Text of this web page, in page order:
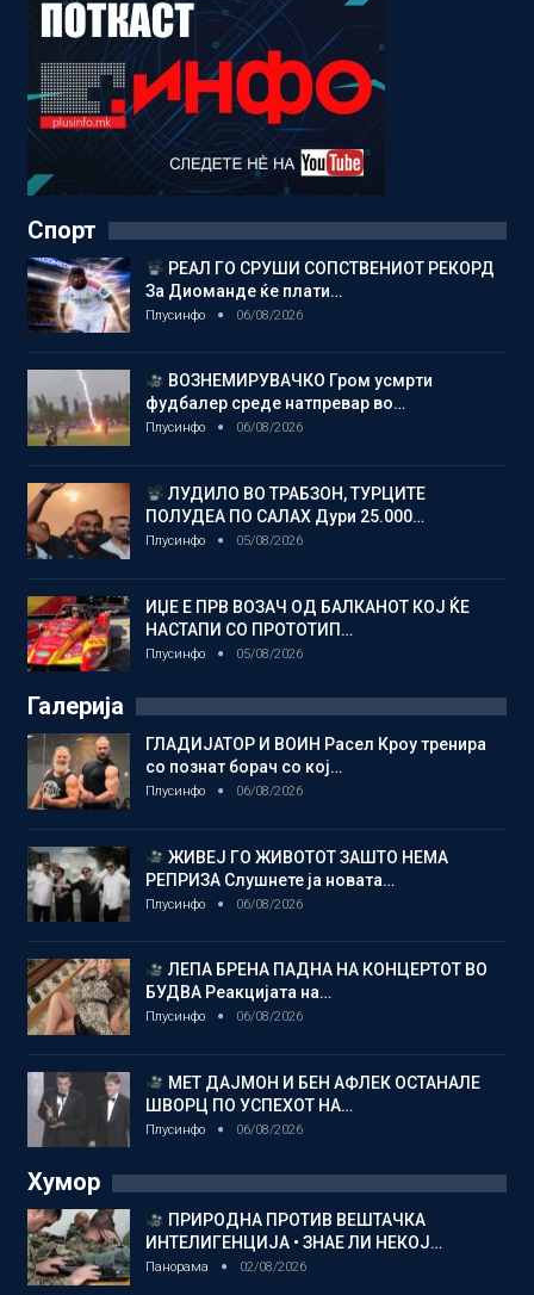
Спорт
РЕАЛ ГО СРУШИ СОПСТВЕНИОТ РЕКОРД
За Диоманде ќе плати…
Плусинфо 06/08/2026
ВОЗНЕМИРУВАЧКО Гром усмрти
фудбалер среде натпревар во…
Плусинфо 06/08/2026
ЛУДИЛО ВО ТРАБЗОН, ТУРЦИТЕ
ПОЛУДЕА ПО САЛАХ Дури 25.000…
Плусинфо 05/08/2026
ИЏЕ Е ПРВ ВОЗАЧ ОД БАЛКАНОТ КОЈ ЌЕ
НАСТАПИ СО ПРОТОТИП…
Плусинфо 05/08/2026
Галерија
ГЛАДИЈАТОР И ВОИН Расел Кроу тренира
со познат борач со кој…
Плусинфо 06/08/2026
ЖИВЕЈ ГО ЖИВОТОТ ЗАШТО НЕМА
РЕПРИЗА Слушнете ја новата…
Плусинфо 06/08/2026
ЛЕПА БРЕНА ПАДНА НА КОНЦЕРТОТ ВО
БУДВА Реакцијата на…
Плусинфо 06/08/2026
МЕТ ДАЈМОН И БЕН АФЛЕК ОСТАНАЛЕ
ШВОРЦ ПО УСПЕХОТ НА…
Плусинфо 06/08/2026
Хумор
ПРИРОДНА ПРОТИВ ВЕШТАЧКА
ИНТЕЛИГЕНЦИЈА • ЗНАЕ ЛИ НЕКОЈ…
Панорама 02/08/2026